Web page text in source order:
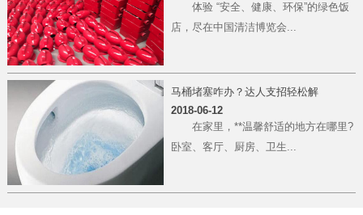
体验 “安全、健康、环保”的绿色饭
店，尽在中国清洁博览会...
马桶堵塞咋办？达人支招轻松解
2018-06-12
在家里，**温馨舒适的地方在哪里?
卧室、客厅、厨房、卫生...